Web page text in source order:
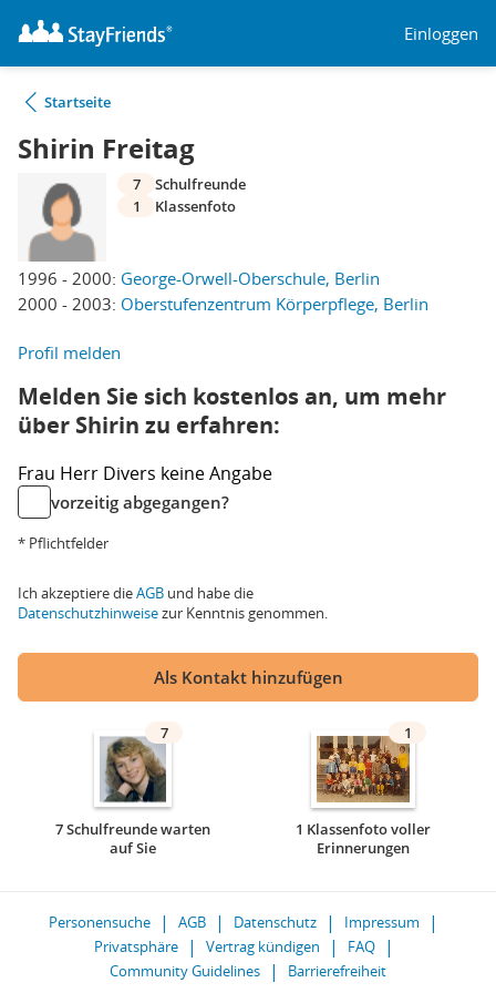
Einloggen
Startseite
Shirin Freitag
1996 - 2000: George-Orwell-Oberschule, Berlin
2000 - 2003: Oberstufenzentrum Körperpflege, Berlin
7
Schulfreunde
1
Klassenfoto
Profil melden
Melden Sie sich kostenlos an, um mehr
über Shirin zu erfahren:
Frau Herr Divers keine Angabe
vorzeitig abgegangen?
* Pflichtfelder
Ich akzeptiere dieAGB und habe die
Datenschutzhinweisezur Kenntnis genommen.
Als Kontakt hinzufügen
7
7 Schulfreunde warten
auf Sie
1
1 Klassenfoto voller
Erinnerungen
Personensuche AGB Datenschutz
Impressum
Privatsphäre
Vertrag kündigen
FAQ
Community Guidelines
Barrierefreiheit